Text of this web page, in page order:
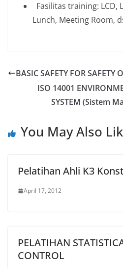
Fasilitas training: LCD,
Lunch, Meeting Room,
BASIC SAFETY FOR SAFETY
ISO 14001
SYSTEM (Sistem
You May Also
Pelatihan Ahli K3
April 17, 2012
PELATIHAN
CONTROL